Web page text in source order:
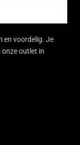
en voordelig. Je
outlet in